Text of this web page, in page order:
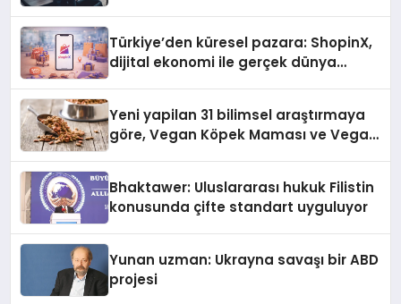
Türkiye’den küresel pazara: ShopinX,
dijital ekonomi ile gerçek dünya
Yeni yapilan 31 bilimsel araştırmaya
göre, Vegan Köpek Maması ve Vegan
Bhaktawer: Uluslararası hukuk Filistin
konusunda çifte standart uyguluyor
Yunan uzman: Ukrayna savaşı bir ABD
projesi